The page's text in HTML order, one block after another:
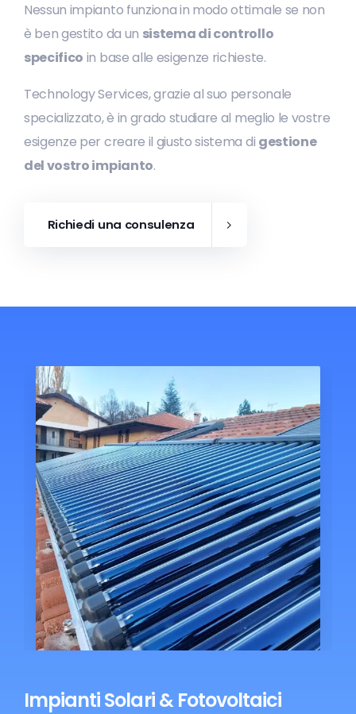
Nessun impianto funziona in modo ottimale se non
è ben gestito da un sistema di controllo
specifico in base alle esigenze richieste.
Technology Services, grazie al suo personale
specializzato, è in grado studiare al meglio le vostre
esigenze per creare il giusto sistema di gestione
del vostro impianto.
Richiedi una consulenza
Impianti Solari & Fotovoltaici